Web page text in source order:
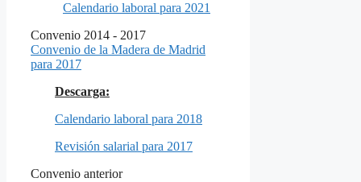
Calendario laboral para 2021
Convenio 2014 - 2017
Convenio de la Madera de Madrid
para 2017
Descarga:
Calendario laboral para 2018
Revisión salarial para 2017
Convenio anterior